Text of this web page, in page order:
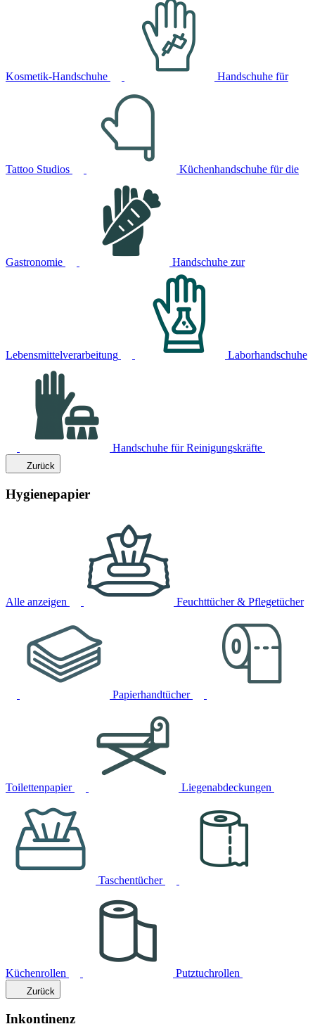
Kosmetik-Handschuhe Handschuhe für
Tattoo Studios Küchenhandschuhe für die
Gastronomie Handschuhe zur
Lebensmittelverarbeitung Laborhandschuhe
Handschuhe für Reinigungskräfte
Zurück
Hygienepapier
Alle anzeigen Feuchttücher & Pflegetücher
Papierhandtücher
Toilettenpapier Liegenabdeckungen
Taschentücher
Küchenrollen Putztuchrollen
Zurück
Inkontinenz